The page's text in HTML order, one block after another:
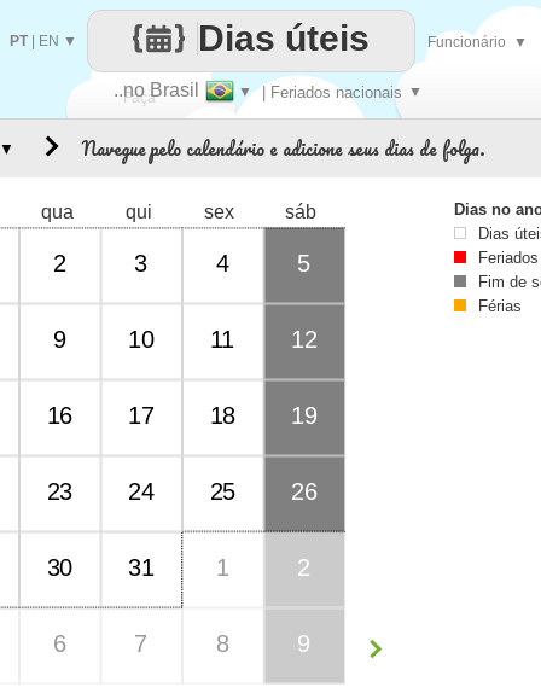
Faça
..no Brasil ▼ | Feriados nacionais ▼
Dias úteis
PT| EN ▼ Funcionário ▼
Navegue pelo calendário e adicione seus dias de folga.
qua qui sex sáb
2 3 4 5
9 10 11 12
16 17 18 19
23 24 25 26
30 31 1 2
6 7 8 9
▼
Dias no
Dias
Feriados
Fim de
Férias